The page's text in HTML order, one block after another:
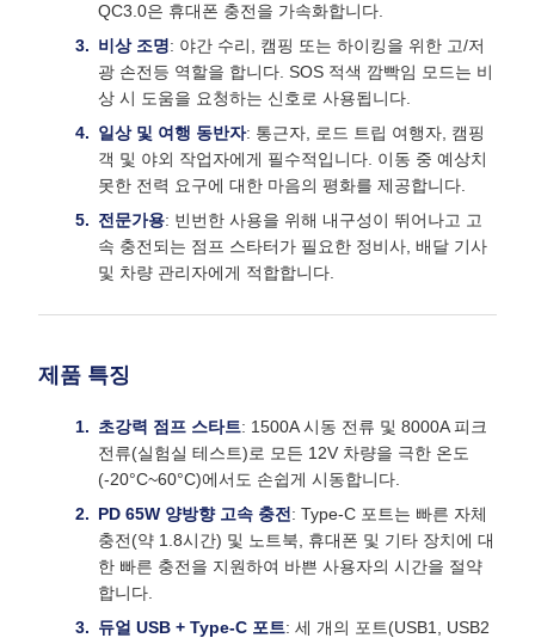
QC3.0은 휴대폰 충전을 가속화합니다.
비상 조명: 야간 수리, 캠핑 또는 하이킹을 위한 고/저
광 손전등 역할을 합니다. SOS 적색 깜빡임 모드는 비
상 시 도움을 요청하는 신호로 사용됩니다.
일상 및 여행 동반자: 통근자, 로드 트립 여행자, 캠핑
객 및 야외 작업자에게 필수적입니다. 이동 중 예상치
못한 전력 요구에 대한 마음의 평화를 제공합니다.
전문가용: 빈번한 사용을 위해 내구성이 뛰어나고 고
속 충전되는 점프 스타터가 필요한 정비사, 배달 기사
및 차량 관리자에게 적합합니다.
제품 특징
초강력 점프 스타트: 1500A 시동 전류 및 8000A 피크
전류(실험실 테스트)로 모든 12V 차량을 극한 온도
(-20°C~60°C)에서도 손쉽게 시동합니다.
PD 65W 양방향 고속 충전 : Type-C 포트는 빠른 자체
충전(약 1.8시간) 및 노트북, 휴대폰 및 기타 장치에 대
한 빠른 충전을 지원하여 바쁜 사용자의 시간을 절약
합니다.
듀얼 USB + Type-C 포트: 세 개의 포트(USB1, USB2